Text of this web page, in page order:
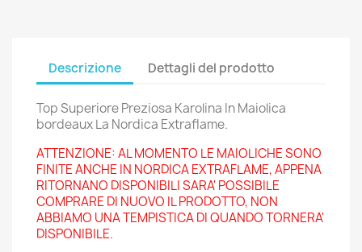
Descrizione Dettagli del prodotto
Top Superiore Preziosa Karolina In Maiolica
bordeaux La Nordica Extraflame.
ATTENZIONE: AL MOMENTO LE MAIOLICHE SONO
FINITE ANCHE IN NORDICA EXTRAFLAME, APPENA
RITORNANO DISPONIBILI SARA' POSSIBILE
COMPRARE DI NUOVO IL PRODOTTO, NON
ABBIAMO UNA TEMPISTICA DI QUANDO TORNERA'
DISPONIBILE.